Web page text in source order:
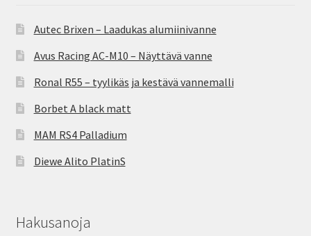
Autec Brixen – Laadukas alumiinivanne
Avus Racing AC-M10 – Näyttävä vanne
Ronal R55 – tyylikäs ja kestävä vannemalli
Borbet A black matt
MAM RS4 Palladium
Diewe Alito PlatinS
Hakusanoja